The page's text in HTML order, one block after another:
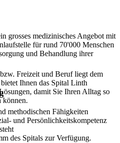
grosses medizinisches Angebot mit
für rund 70'000 Menschen
und Behandlung ihrer
Freizeit und Beruf liegt dem
Ihnen das Spital Linth
damit Sie Ihren Alltag so
können.
methodischen Fähigkeiten
und Persönlichkeitskompetenz
des Spitals zur Verfügung.